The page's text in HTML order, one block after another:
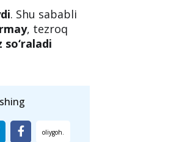
ko‘chirish
. Shu sababli
, tezroq
so‘raladi